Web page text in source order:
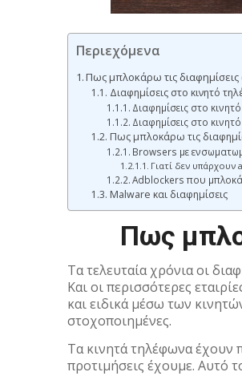
Περιεχόμενα
Πως μπλοκάρω τις διαφημίσεις
Διαφημίσεις στο κινητό
Διαφημίσεις στο
Διαφημίσεις στο
Πως μπλοκάρω τις
Browsers με
Γιατί δεν
Adblockers που
Malware και διαφημίσεις
Πως
Τα τελευταία χρόνια οι
Και οι περισσότερες
και ειδικά μέσω των
στοχοποιημένες.
Τα κινητά τηλέφωνα έχουν
προτιμήσεις έχουμε. Αυτό